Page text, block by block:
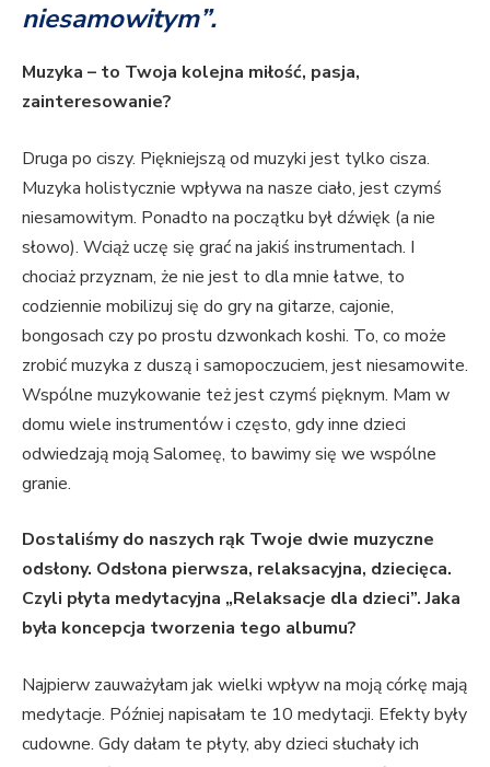
niesamowitym”.
Muzyka – to Twoja kolejna miłość, pasja,
zainteresowanie?
Druga po ciszy. Piękniejszą od muzyki jest tylko cisza.
Muzyka holistycznie wpływa na nasze ciało, jest czymś
niesamowitym. Ponadto na początku był dźwięk (a nie
słowo). Wciąż uczę się grać na jakiś instrumentach. I
chociaż przyznam, że nie jest to dla mnie łatwe, to
codziennie mobilizuj się do gry na gitarze, cajonie,
bongosach czy po prostu dzwonkach koshi. To, co może
zrobić muzyka z duszą i samopoczuciem, jest niesamowite.
Wspólne muzykowanie też jest czymś pięknym. Mam w
domu wiele instrumentów i często, gdy inne dzieci
odwiedzają moją Salomeę, to bawimy się we wspólne
granie.
Dostaliśmy do naszych rąk Twoje dwie muzyczne
odsłony. Odsłona pierwsza, relaksacyjna, dziecięca.
Czyli płyta medytacyjna „Relaksacje dla dzieci”. Jaka
była koncepcja tworzenia tego albumu?
Najpierw zauważyłam jak wielki wpływ na moją córkę mają
medytacje. Później napisałam te 10 medytacji. Efekty były
cudowne. Gdy dałam te płyty, aby dzieci słuchały ich